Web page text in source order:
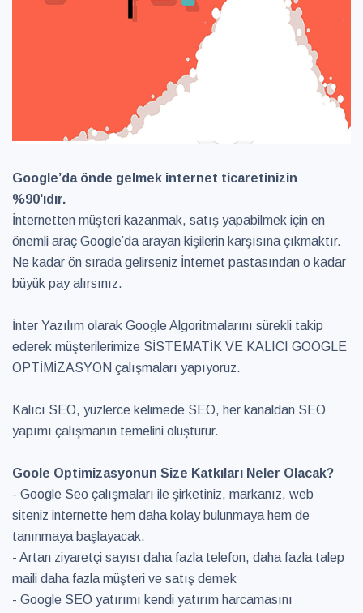
Google’da önde gelmek internet ticaretinizin
%90'ıdır.
İnternetten müşteri kazanmak, satış yapabilmek için en
önemli araç Google’da arayan kişilerin karşısına çıkmaktır.
Ne kadar ön sırada gelirseniz İnternet pastasından o kadar
büyük pay alırsınız.
İnter Yazılım olarak Google Algoritmalarını sürekli takip
ederek müşterilerimize SİSTEMATİK VE KALICI GOOGLE
OPTİMİZASYON çalışmaları yapıyoruz.
Kalıcı SEO, yüzlerce kelimede SEO, her kanaldan SEO
yapımı çalışmanın temelini oluşturur.
Goole Optimizasyonun Size Katkıları Neler Olacak?
- Google Seo çalışmaları ile şirketiniz, markanız, web
siteniz internette hem daha kolay bulunmaya hem de
tanınmaya başlayacak.
- Artan ziyaretçi sayısı daha fazla telefon, daha fazla talep
maili daha fazla müşteri ve satış demek
- Google SEO yatırımı kendi yatırım harcamasını